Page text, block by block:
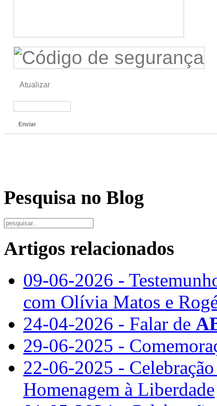
Atualizar
Enviar
Pesquisa no Blog
Artigos relacionados
09-06-2026 -
com Olívia Matos e
24-04-2026 - Falar de
29-06-2025 -
22-06-2025 -
Homenagem à Liberdade